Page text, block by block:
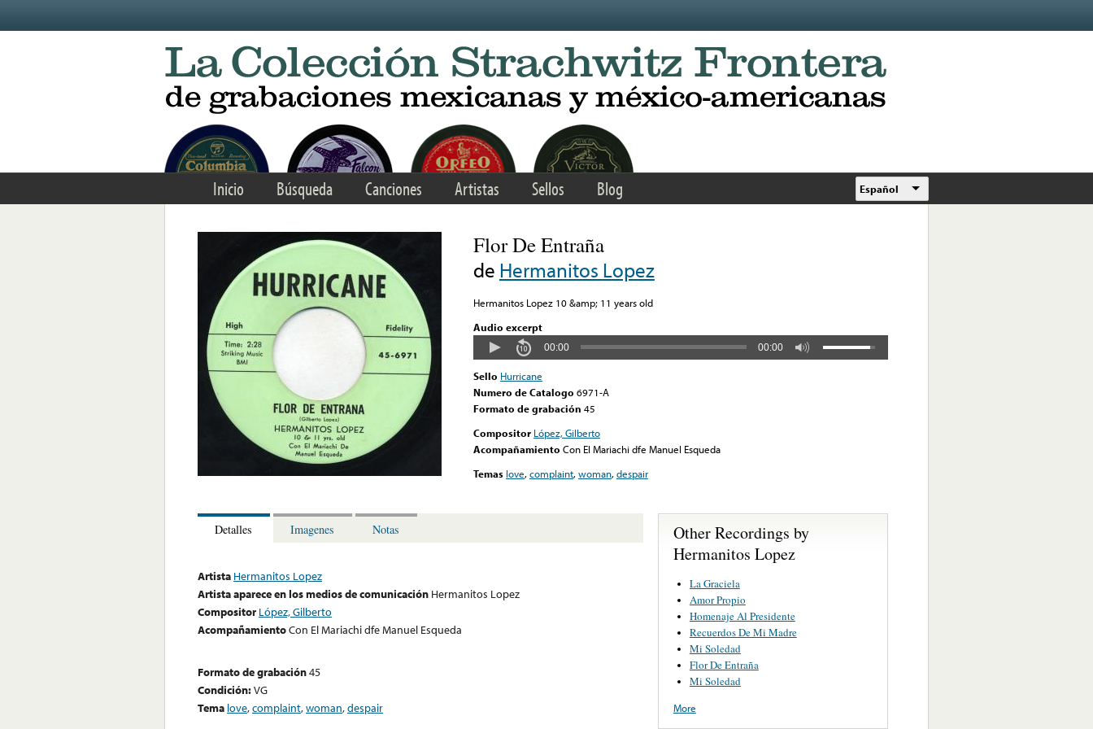
Inicio Búsqueda Canciones Artistas Sellos Blog Español
Flor De Entraña
de Hermanitos Lopez
Hermanitos Lopez 10 &amp; 11 years old
Audio excerpt
00:00 00:00
Sello Hurricane
Numero de Catalogo 6971-A
Formato de grabación 45
Compositor López, Gilberto
Acompañamiento Con El Mariachi dfe Manuel Esqueda
Temas love,complaint,woman,despair
Detalles Imagenes Notas
Artista Hermanitos Lopez
Artista aparece en los medios de comunicación Hermanitos Lopez
Compositor López, Gilberto
AcompañamientoCon El Mariachi dfe Manuel Esqueda
Formato de grabación45
Condición:VG
Tema love,complaint,woman,despair
Other Recordings by
Hermanitos Lopez
La Graciela
Amor Propio
Homenaje Al Presidente
Recuerdos De Mi Madre
Mi Soledad
Flor De Entraña
Mi Soledad
More